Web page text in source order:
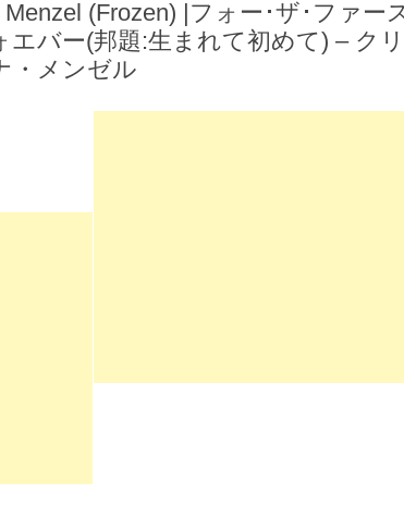
(Frozen) |フォー･ザ･ファー
エバー(邦題:生まれて初めて) – クリ
・メンゼル